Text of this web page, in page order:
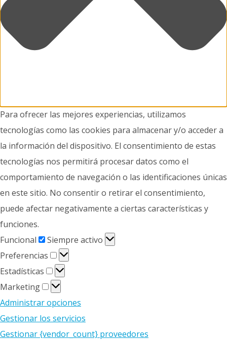
Para ofrecer las mejores experiencias, utilizamos
tecnologías como las cookies para almacenar y/o acceder a
la información del dispositivo. El consentimiento de estas
tecnologías nos permitirá procesar datos como el
comportamiento de navegación o las identificaciones únicas
en este sitio. No consentir o retirar el consentimiento,
puede afectar negativamente a ciertas características y
funciones.
Funcional
Funcional
Siempre activo
Preferencias
Preferencias
Estadísticas
Estadísticas
Marketing
Marketing
Administrar opciones
Gestionar los servicios
Gestionar {vendor_count} proveedores